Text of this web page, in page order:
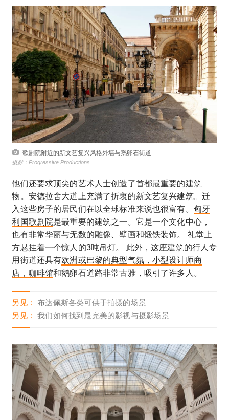
歌剧院附近的新文艺复兴风格外墙与鹅卵石街道
摄影：Progressive Productions
他们还要求顶尖的艺术人士创造了首都最重要的建筑
物。安德拉舍大道上充满了折衷的新文艺复兴建筑。迁
入这些房子的居民们在以全球标准来说也很富有。 匈牙
利国歌剧院是最重要的建筑之一。它是一个文化中心，
也有非常华丽与无数的雕像、壁画和锻铁装饰。 礼堂上
方悬挂着一个惊人的3吨吊灯。 此外，这座建筑的行人专
用街道还具有欧洲或巴黎的典型气氛，小型设计师商
店，咖啡馆和鹅卵石道路非常古雅，吸引了许多人。
另见：布达佩斯各类可供于拍摄的场景
另见：我们如何找到最完美的影视与摄影场景